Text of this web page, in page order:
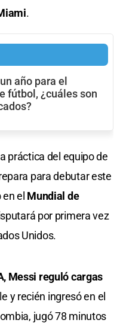
.
año para el
fútbol, ¿cuáles son
práctica del equipo de
para debutar este
en el Mundial de
por primera vez
Unidos.
Messi reguló cargas
y recién ingresó en el
jugó 78 minutos